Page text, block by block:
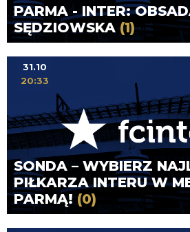
PARMA - INTER:
SĘDZIOWSKA(1)
SONDA – WYBIERZ
PIŁKARZA INTERU W
PARMĄ! (0)
31.10
20:33